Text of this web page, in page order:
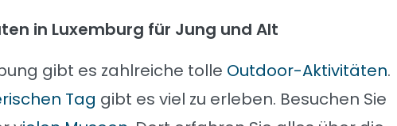
in Luxemburg für Jung und Alt
gibt es zahlreiche tolle Outdoor-Aktivitäten.
Tag gibt es viel zu erleben. Besuchen Sie